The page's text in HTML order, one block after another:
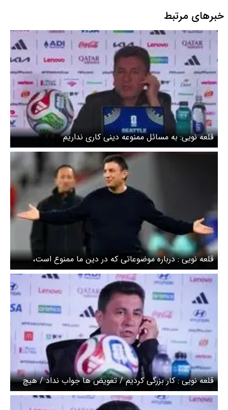
خبرهای مرتبط
قلعه نویی: به مسائل ممنوعه دینی کاری نداریم
قلعه نویی : درباره موضوعاتی که در دین ما ممنوع است،
صحبت نمی‌کنیم/ تمام تلاش ما این است که ملت ایران را
خوشحال کنیم
قلعه نویی : کار بزرگی کردیم / تعویض ها جواب نداد / هیچ
تیمی در دنیا نمی‌تواند چنین رفتارهایی را تحمل کند